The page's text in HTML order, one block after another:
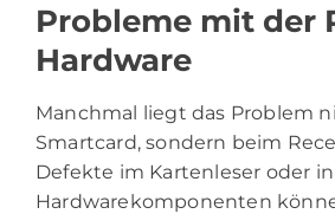
Probleme mit der
Hardware
Manchmal liegt das Problem
Smartcard, sondern beim
Defekte im Kartenleser oder
Hardwarekomponenten